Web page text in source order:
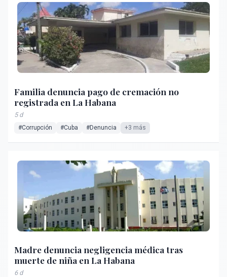
Familia denuncia pago de cremación no
registrada en La Habana
5 d
#Corrupción #Cuba #Denuncia +3 más
Madre denuncia negligencia médica tras
muerte de niña en La Habana
6 d